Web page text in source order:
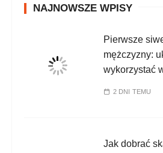
NAJNOWSZE WPISY
Pierwsze
mężczyzny:
wykorzystać
2 DNI TEMU
Jak dobrać